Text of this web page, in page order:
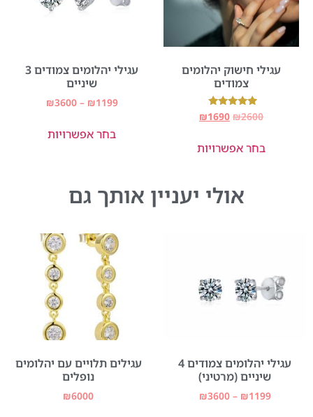
עגילי חישוק יהלומים
צמודים
דורג
5.00
₪2600
₪1690
בחר אפשרויות
עגילי יהלומים צמודים 3
שיניים
₪1199
–
₪3600
בחר אפשרויות
אולי יעניין אותך גם
עגילי יהלומים צמודים 4
שיניים (מרטיני)
₪1199
–
₪3600
עגילים תלויים עם יהלומים
נופלים
₪6000